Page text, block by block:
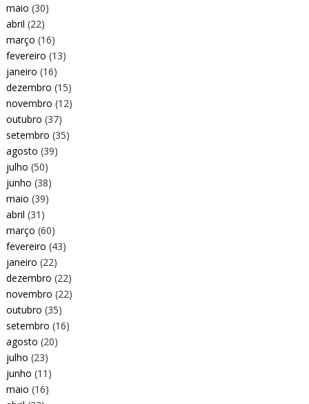
maio (30)
abril (22)
março (16)
fevereiro (13)
janeiro (16)
dezembro (15)
novembro (12)
outubro (37)
setembro (35)
agosto (39)
julho (50)
junho (38)
maio (39)
abril (31)
março (60)
fevereiro (43)
janeiro (22)
dezembro (22)
novembro (22)
outubro (35)
setembro (16)
agosto (20)
julho (23)
junho (11)
maio (16)